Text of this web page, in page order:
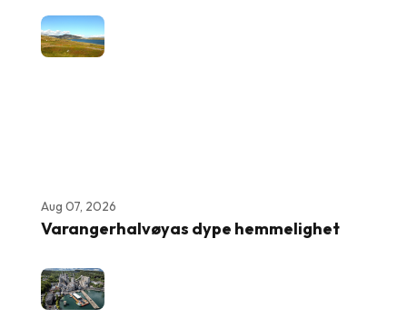
Aug 07, 2026
Varangerhalvøyas dype hemmelighet